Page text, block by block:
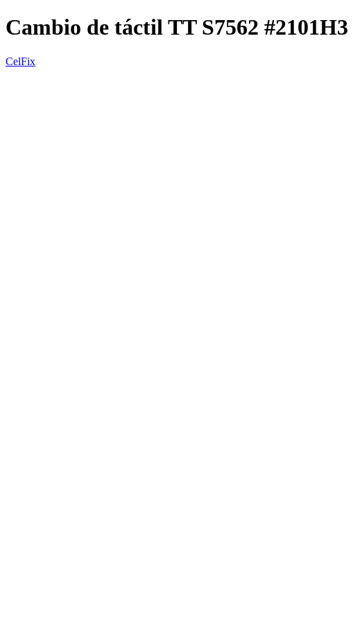
Cambio de táctil TT S7562
CelFix